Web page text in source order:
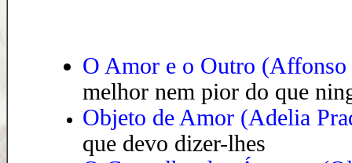
O Amor e o Outro (Affonso
melhor nem pior do que
Objeto de Amor (Adelia
que devo dizer-lhes